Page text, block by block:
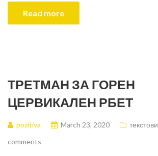
Read more
ТРЕТМАН ЗА ГОРЕН
ЦЕРВИКАЛЕН РБЕТ
pozitiva March 23, 2020 текстови
comments